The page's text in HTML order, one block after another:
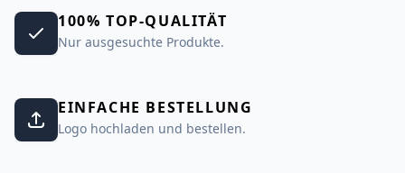
100% TOP-QUALITÄT
Nur ausgesuchte Produkte.
EINFACHE BESTELLUNG
Logo hochladen und bestellen.